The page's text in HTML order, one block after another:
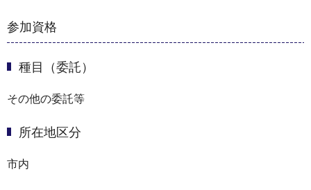
参加資格
種目（委託）
その他の委託等
所在地区分
市内